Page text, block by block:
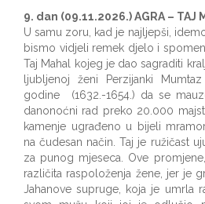
9. dan (09.11.2026.) AGRA – TAJ
U samu zoru, kad je najljepši,
bismo vidjeli remek djelo i
Taj Mahal kojeg je dao sagraditi
ljubljenoj ženi Perzijanki
godine (1632.-1654.) da se
danonoćni rad preko 20.000
kamenje ugrađeno u bijeli
na čudesan način. Taj je ružičast
za punog mjeseca. Ove
različita raspoloženja žene, jer je
Jahanove supruge, koja je umrla